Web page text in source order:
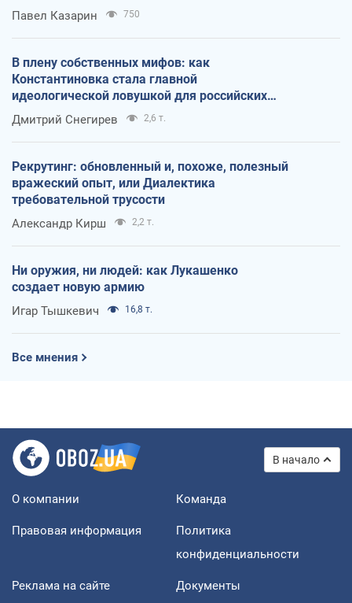
Павел Казарин 750
В плену собственных мифов: как
Константиновка стала главной
идеологической ловушкой для российских
оккупантов
Дмитрий Снегирев 2,6 т.
Рекрутинг: обновленный и, похоже, полезный
вражеский опыт, или Диалектика
требовательной трусости
Александр Кирш 2,2 т.
Ни оружия, ни людей: как Лукашенко
создает новую армию
Игар Тышкевич 16,8 т.
Все мнения
В начало
О компании Команда
Правовая информация
Политика
конфиденциальности
Реклама на сайте Документы